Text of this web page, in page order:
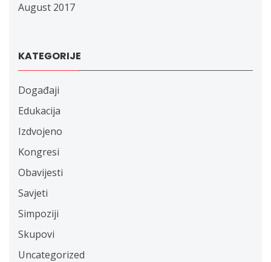
August 2017
KATEGORIJE
Događaji
Edukacija
Izdvojeno
Kongresi
Obavijesti
Savjeti
Simpoziji
Skupovi
Uncategorized